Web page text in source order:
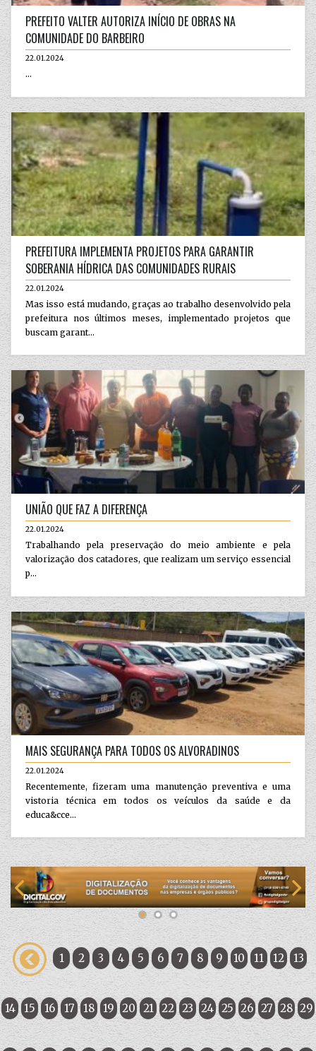
PREFEITO VALTER AUTORIZA INÍCIO DE OBRAS NA
COMUNIDADE DO BARBEIRO
22.01.2024
...
PREFEITURA IMPLEMENTA PROJETOS PARA GARANTIR
SOBERANIA HÍDRICA DAS COMUNIDADES RURAIS
22.01.2024
Mas isso está mudando, graças ao trabalho desenvolvido pela
prefeitura nos últimos meses, implementado projetos que
buscam garant...
UNIÃO QUE FAZ A DIFERENÇA
22.01.2024
Trabalhando pela preservação do meio ambiente e pela
valorização dos catadores, que realizam um serviço essencial
p...
MAIS SEGURANÇA PARA TODOS OS ALVORADINOS
22.01.2024
Recentemente, fizeram uma manutenção preventiva e uma
vistoria técnica em todos os veículos da saúde e da
educa&cce...
1 2 3 4 5 6 7 8 9 10 11 12 13
14 15 16 17 18 19 20 21 22 23 24 25 26 27 28 29